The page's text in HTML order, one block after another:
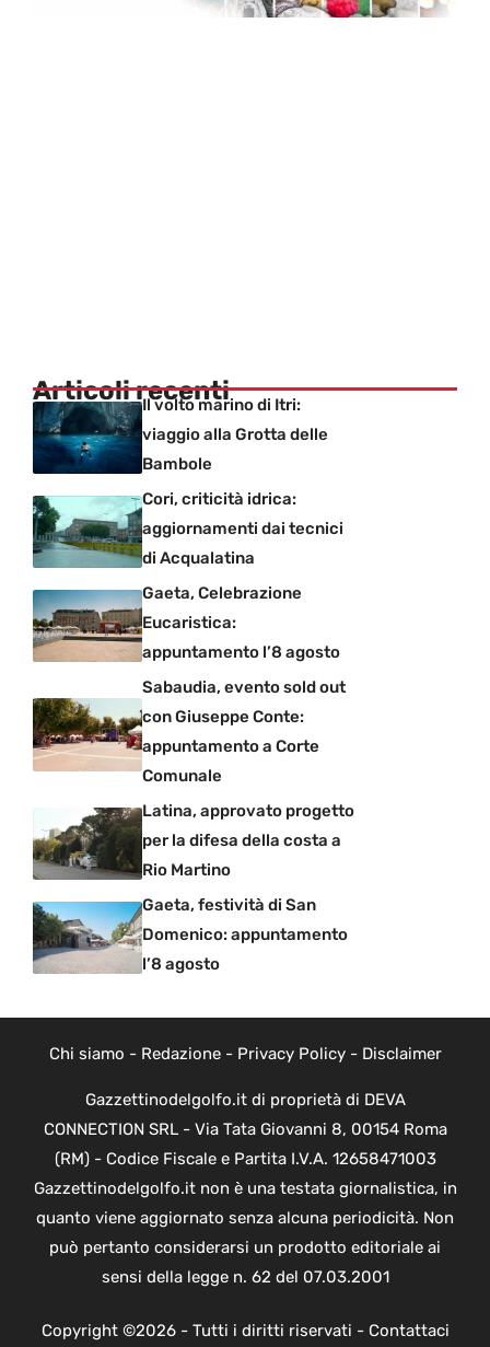
Articoli recenti
Il volto marino di Itri:
viaggio alla Grotta delle
Bambole
Cori, criticità idrica:
aggiornamenti dai tecnici
di Acqualatina
Gaeta, Celebrazione
Eucaristica:
appuntamento l’8 agosto
Sabaudia, evento sold out
con Giuseppe Conte:
appuntamento a Corte
Comunale
Latina, approvato progetto
per la difesa della costa a
Rio Martino
Gaeta, festività di San
Domenico: appuntamento
l’8 agosto
Chi siamo - Redazione- Privacy Policy- Disclaimer
Gazzettinodelgolfo.it di proprietà di DEVA
CONNECTION SRL - Via Tata Giovanni 8, 00154 Roma
(RM) - Codice Fiscale e Partita I.V.A. 12658471003
Gazzettinodelgolfo.it non è una testata giornalistica, in
quanto viene aggiornato senza alcuna periodicità. Non
può pertanto considerarsi un prodotto editoriale ai
sensi della legge n. 62 del 07.03.2001
Copyright ©2026 - Tutti i diritti riservati - Contattaci